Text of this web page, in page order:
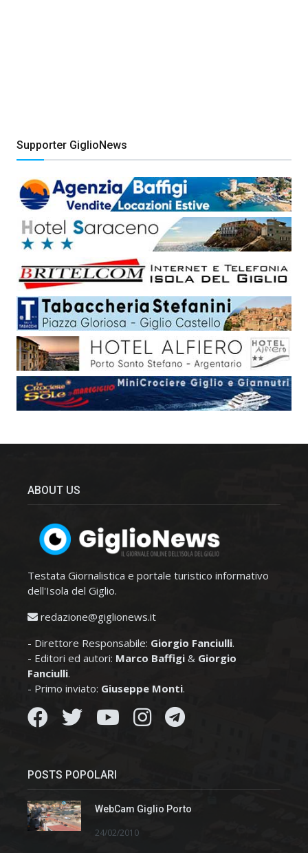
Supporter GiglioNews
ABOUT US
Testata Giornalistica e portale turistico informativo
dell'Isola del Giglio.
redazione@giglionews.it
- Direttore Responsabile: Giorgio Fanciulli.
- Editori ed autori: Marco Baffigi & Giorgio
Fanciulli.
- Primo inviato: Giuseppe Monti.
POSTS POPOLARI
WebCam Giglio Porto
24/02/2010